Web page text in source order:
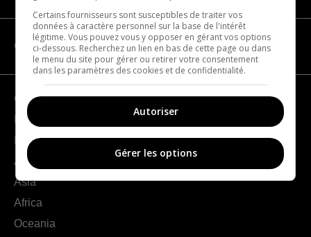
CATEGORIES
Geography
France
Europe
Americas
Asia
Africa
Oceania
Certains fournisseurs sont susceptibles de traiter vos
données à caractère personnel sur la base de l'intérêt
légitime. Vous pouvez vous y opposer en gérant vos options
ci-dessous. Recherchez un lien en bas de cette page ou dans
le menu du site pour gérer ou retirer votre consentement
dans les paramètres des cookies et de confidentialité.
Autoriser
Gérer les options